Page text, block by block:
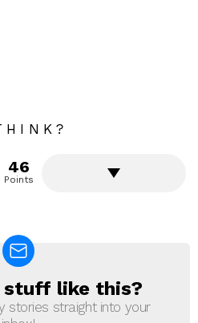
46
Points
stuff like this?
stories straight into your